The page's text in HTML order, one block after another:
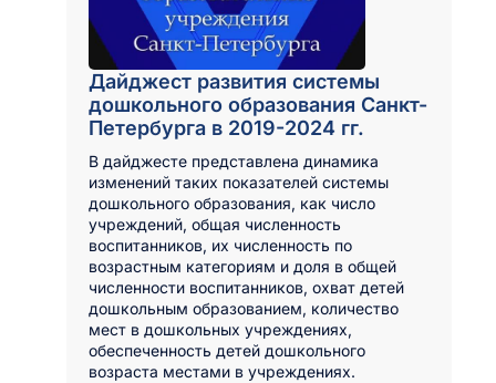
Дайджест развития системы
дошкольного образования Санкт-
Петербурга в 2019-2024 гг.
В дайджесте представлена динамика
изменений таких показателей системы
дошкольного образования, как число
учреждений, общая численность
воспитанников, их численность по
возрастным категориям и доля в общей
численности воспитанников, охват детей
дошкольным образованием, количество
мест в дошкольных учреждениях,
обеспеченность детей дошкольного
возраста местами в учреждениях.